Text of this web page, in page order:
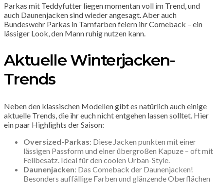
Parkas mit Teddyfutter liegen momentan voll im Trend, und
auch Daunenjacken sind wieder angesagt. Aber auch
Bundeswehr Parkas in Tarnfarben feiern ihr Comeback – ein
lässiger Look, den Mann ruhig nutzen kann.
Aktuelle Winterjacken-
Trends
Neben den klassischen Modellen gibt es natürlich auch einige
aktuelle Trends, die ihr euch nicht entgehen lassen solltet. Hier
ein paar Highlights der Saison:
Oversized-Parkas: Diese Jacken punkten mit einer
lässigen Passform und einer übergroßen Kapuze – oft mit
Fellbesatz. Ideal für den coolen Urban-Style.
Daunenjacken: Das Comeback der Daunenjacken!
Besonders auffällige Farben und glänzende Oberflächen